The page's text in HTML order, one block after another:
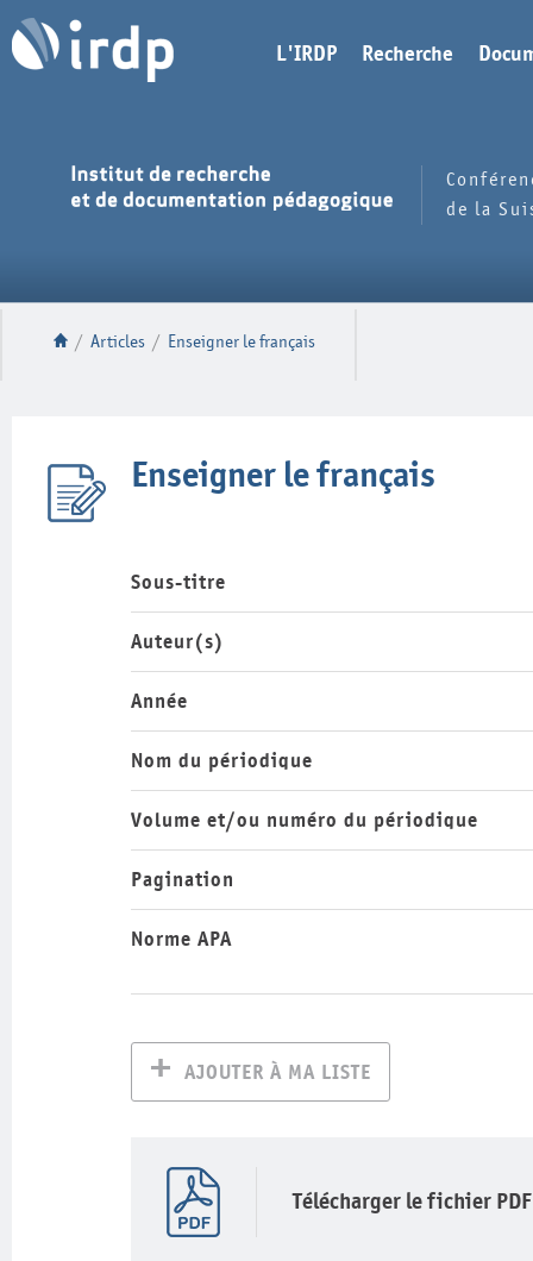
L'IRDP Recherche
de la
/ Articles / Enseigner le français
Enseigner le français
Sous-titre
Auteur(s)
Année
Nom du périodique
Volume et/ou numéro du périodique
Pagination
Norme APA
AJOUTER À MA LISTE
Télécharger le fichier PDF